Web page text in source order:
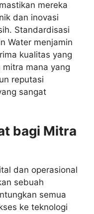
mereka
dan inovasi
Standardisasi
Water menjamin
kualitas yang
mana yang
reputasi
sangat
bagi Mitra
dan operasional
sebuah
semua
ke teknologi